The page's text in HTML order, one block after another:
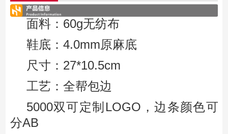
面料：60g无纺布
鞋底：4.0mm原麻底
尺寸：27*10.5cm
工艺：全帮包边
5000双可定制LOGO，边条颜色可
分AB